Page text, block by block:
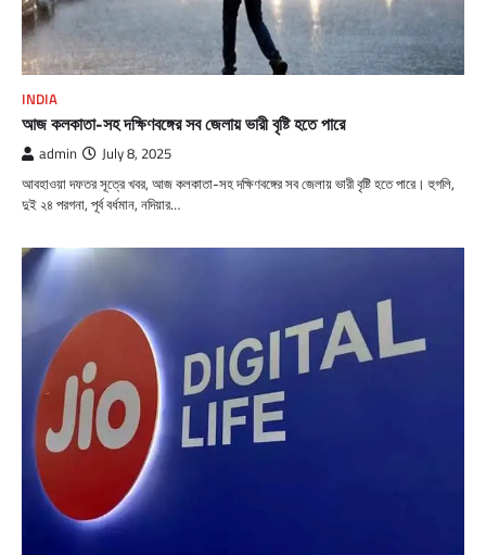
INDIA
আজ কলকাতা-সহ দক্ষিণবঙ্গের সব জেলায় ভারী বৃষ্টি হতে পারে
admin July 8, 2025
আবহাওয়া দফতর সূত্রে খবর, আজ কলকাতা-সহ দক্ষিণবঙ্গের সব জেলায় ভারী বৃষ্টি হতে পারে। হুগলি,
দুই ২৪ পরগনা, পূর্ব বর্ধমান, নদিয়ার…